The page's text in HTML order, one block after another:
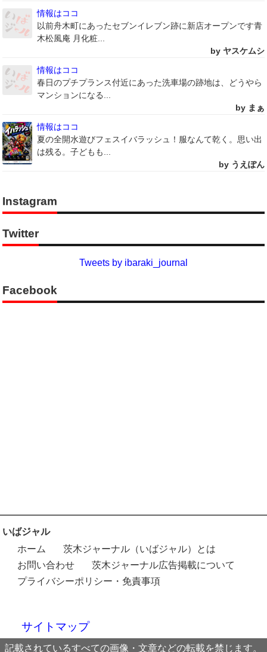
情報はココ
以前舟木町にあったセブンイレブン跡に新店オープンです青
木松風庵 月化粧...
by ヤスケムシ
情報はココ
春日のプチプランス付近にあった洗車場の跡地は、どうやら
マンションになる...
by まぁ
情報はココ
夏の全開水遊びフェスイバラッシュ！服なんて乾く。思い出
は残る。子どもも...
by うえぽん
Instagram
Twitter
Tweets by ibaraki_journal
Facebook
いばジャル
ホーム
茨木ジャーナル（いばジャル）とは
お問い合わせ
茨木ジャーナル広告掲載について
プライバシーポリシー・免責事項
サイトマップ
記載されているすべての画像・文章などの転載を禁じます。